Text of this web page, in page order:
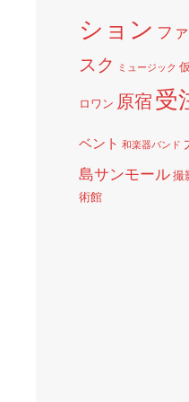
ション フ
スク
ミュージック
ロワン 原宿受
ベント 和楽器バンド
島サンモール撮
術館